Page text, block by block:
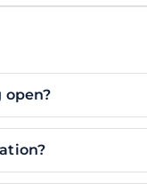
open?